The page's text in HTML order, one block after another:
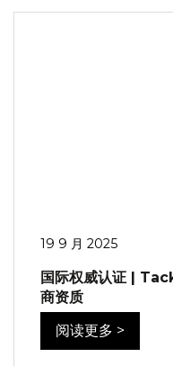
19 9 月 2025
国际权威认证 |
商资质
阅读更多 >